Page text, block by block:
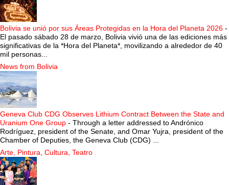
Bolivia se unió por sus Áreas Protegidas en la Hora del Planeta 2026 -
El pasado sábado 28 de marzo, Bolivia vivió una de las ediciones más
significativas de la *Hora del Planeta*, movilizando a alrededor de 40
mil personas...
News from Bolivia
Geneva Club CDG Observes Lithium Contract Between the State and
Uranium One Group - Through a letter addressed to Andrónico
Rodríguez, president of the Senate, and Omar Yujra, president of the
Chamber of Deputies, the Geneva Club (CDG) ...
Arte, Pintura, Cultura, Teatro